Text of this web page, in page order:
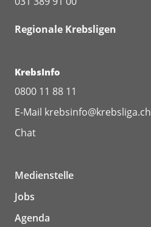
Regionale Krebsligen
KrebsInfo
0800 11 88 11
E-Mail krebsinfo@krebsliga.ch
Chat
Medienstelle
Jobs
Agenda